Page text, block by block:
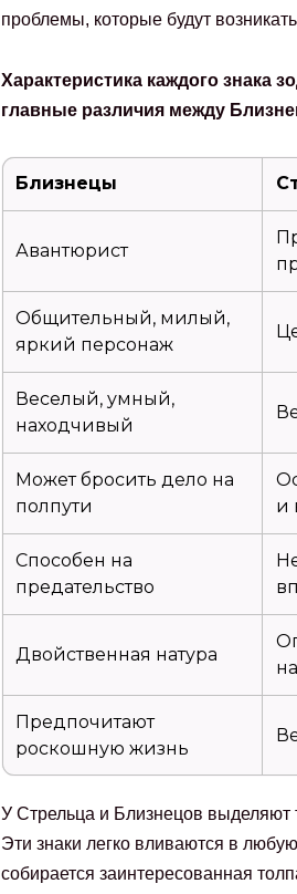
проблемы, которые будут
Характеристика каждого знака
главные различия между
Близнецы
Авантюрист
Общительный, милый,
яркий персонаж
Веселый, умный,
находчивый
Может бросить дело на
полпути
и
Способен на
предательство
Двойственная натура
Предпочитают
роскошную жизнь
У Стрельца и Близнецов выделяют
Эти знаки легко вливаются в
собирается заинтересованная